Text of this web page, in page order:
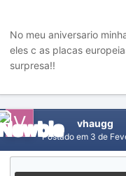
No meu aniversario
eles c as placas
surpresa!!
vhaugg
Postado em 3 de